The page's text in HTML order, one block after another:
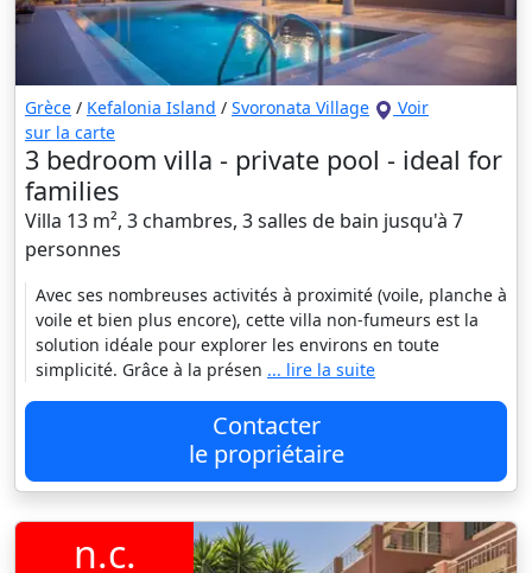
Grèce / Kefalonia Island / Svoronata Village
Voir
sur la carte
3 bedroom villa - private pool - ideal for
families
Villa 13 m², 3 chambres, 3 salles de bain jusqu'à 7
personnes
Avec ses nombreuses activités à proximité (voile, planche à
voile et bien plus encore), cette villa non-fumeurs est la
solution idéale pour explorer les environs en toute
simplicité. Grâce à la présen ... lire la suite
Contacter
le propriétaire
n.c.